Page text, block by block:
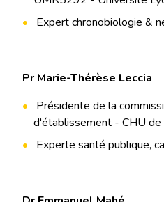
Expert chronobiologie &
Pr Marie-Thérèse Leccia
Présidente de la
d'établissement - CHU
Experte santé publique,